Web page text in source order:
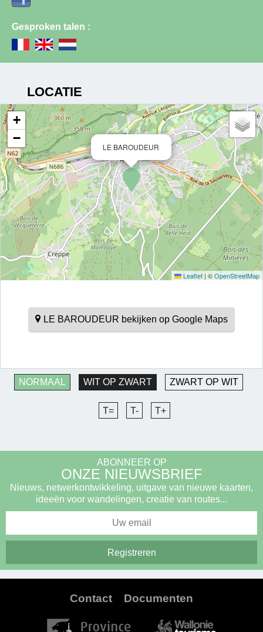
Gesproken talen :
LOCATIE
LE BAROUDEUR
+
−
Leaflet | ©OpenStreetMap
LE BAROUDEUR bekijken op Google Maps
NORMAAL WIT OP ZWART ZWART OP WIT
T= T- T+
ABONNEER OP
ONZE NIEUWSBRIEF
Nieuws, netwerkontwikkeling, uitgave van nieuwe kaarten,
ideeën voor wandelingen, creatie van routes...
Contact Documenten